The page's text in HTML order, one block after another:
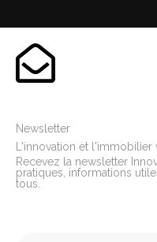
Newsletter
L'innovation et l'immobilier
Recevez la newsletter
pratiques, informations
tous.